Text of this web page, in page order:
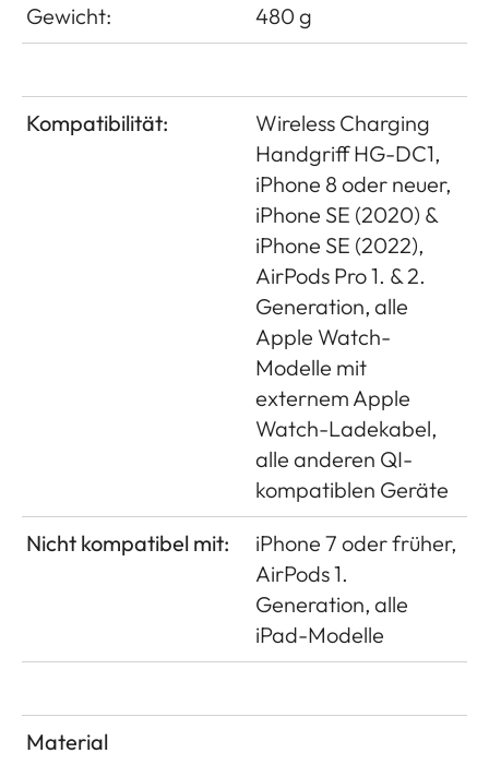
Gewicht:
480 g
Kompatibilität:
Wireless Charging
Handgriff HG-DC1,
iPhone 8 oder neuer,
iPhone SE (2020) &
iPhone SE (2022),
AirPods Pro 1. & 2.
Generation, alle
Apple Watch-
Modelle mit
externem Apple
Watch-Ladekabel,
alle anderen QI-
kompatiblen Geräte
Nicht kompatibel mit:
iPhone 7 oder früher,
AirPods 1.
Generation, alle
iPad-Modelle
Material